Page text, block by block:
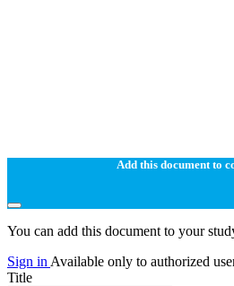
Add this document to
You can add this document to your
Sign in Available only to authorized
Title